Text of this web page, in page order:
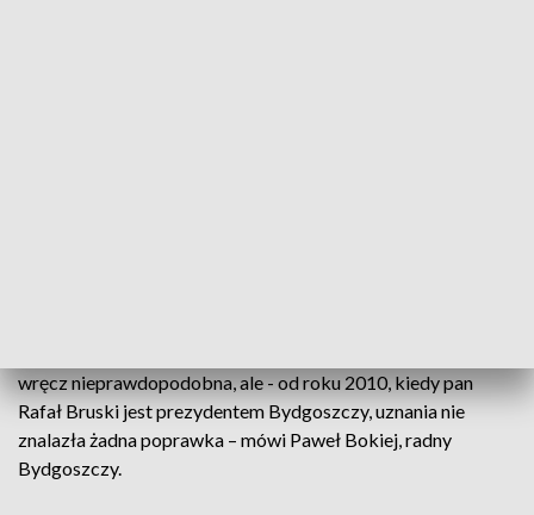
wręcz nieprawdopodobna, ale - od roku 2010, kiedy pan
Rafał Bruski jest prezydentem Bydgoszczy, uznania nie
znalazła żadna poprawka – mówi Paweł Bokiej, radny
Bydgoszczy.